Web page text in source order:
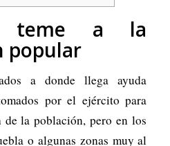
teme a la
popular
a donde llega ayuda
por el ejército para
la población, pero en los
o algunas zonas muy al